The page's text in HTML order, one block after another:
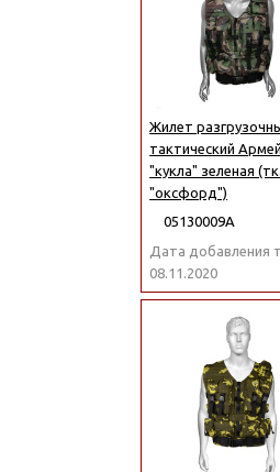
Жилет
тактический
"кукла" зеленая
"оксфорд")
05130009А
Дата добавления
08.11.2020